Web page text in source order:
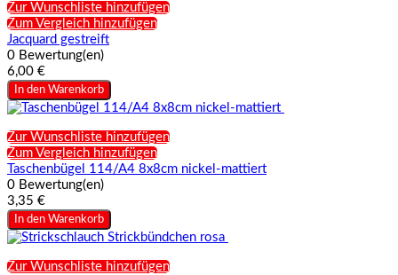
Zur Wunschliste hinzufügen
Zum Vergleich hinzufügen
Jacquard gestreift
0 Bewertung(en)
6,00 €
In den Warenkorb
Zur Wunschliste hinzufügen
Zum Vergleich hinzufügen
Taschenbügel 114/A4 8x8cm nickel-mattiert
0 Bewertung(en)
3,35 €
In den Warenkorb
Zur Wunschliste hinzufügen